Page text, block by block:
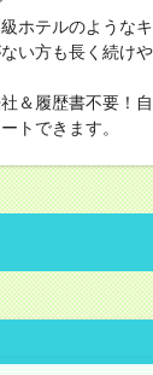
ホテルのような
い方も長く続けや
＆履歴書不要！
トできます。